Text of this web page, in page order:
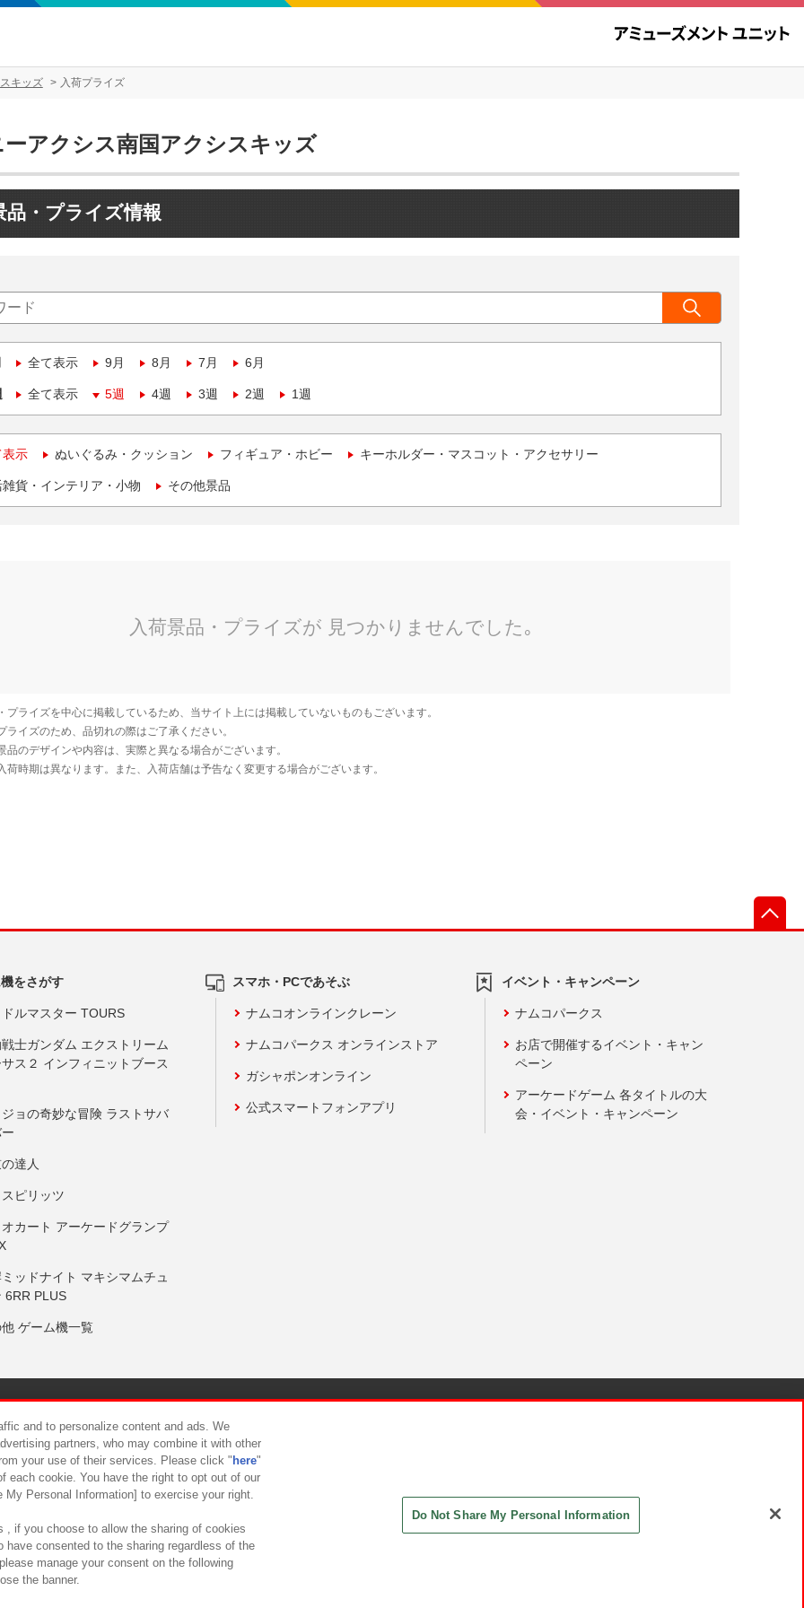
キッズ 入荷プライズ
ーアクシス南国アクシスキッズ
品・プライズ情報
全て表示 9月 8月 7月 6月
全て表示 5週 4週 3週 2週 1週
表示 ぬいぐるみ・クッション フィギュア・ホビー キーホルダー・マスコット・アクセサリー
貨・インテリア・小物 その他景品
をさがす
ルマスター TOURS
士ガンダム エクストリーム
ス２ インフィニットブース
ョの奇妙な冒険 ラストサバ
達人
ピリッツ
カート アーケードグランプ
ッドナイト マキシマムチュ
6RR PLUS
ゲーム機一覧
スマホ・PCであそぶ
ナムコオンラインクレーン
ナムコパークス オンラインストア
ガシャポンオンライン
公式スマートフォンアプリ
イベント・キャンペーン
ナムコパークス
お店で開催するイベント・キャン
ペーン
アーケードゲーム 各タイトルの大
会・イベント・キャンペーン
について カスタマーハラスメント対応方針
and to personalize content and ads. We
partners, who may combine it with other
your use of their services. Please click " here"
each cookie. You have the right to opt out of our
Personal Information] to exercise your right.
, if you choose to allow the sharing of cookies
have consented to the sharing regardless of the
manage your consent on the following
the banner.
Do Not Share My Personal Information